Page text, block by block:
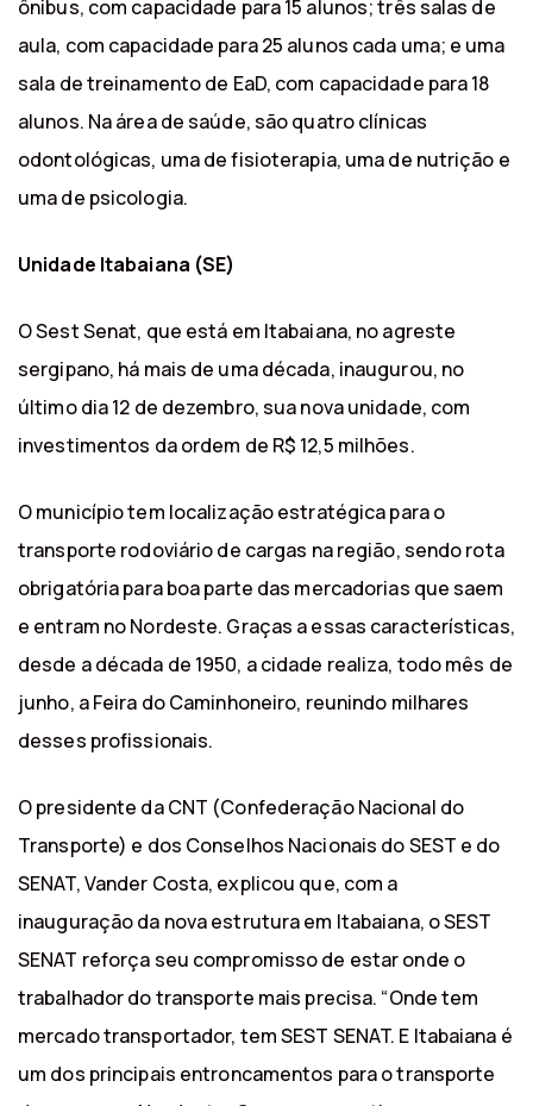
ônibus, com capacidade para 15 alunos; três salas de
aula, com capacidade para 25 alunos cada uma; e uma
sala de treinamento de EaD, com capacidade para 18
alunos. Na área de saúde, são quatro clínicas
odontológicas, uma de fisioterapia, uma de nutrição e
uma de psicologia.
Unidade Itabaiana (SE)
O Sest Senat, que está em Itabaiana, no agreste
sergipano, há mais de uma década, inaugurou, no
último dia 12 de dezembro, sua nova unidade, com
investimentos da ordem de R$ 12,5 milhões.
O município tem localização estratégica para o
transporte rodoviário de cargas na região, sendo rota
obrigatória para boa parte das mercadorias que saem
e entram no Nordeste. Graças a essas características,
desde a década de 1950, a cidade realiza, todo mês de
junho, a Feira do Caminhoneiro, reunindo milhares
desses profissionais.
O presidente da CNT (Confederação Nacional do
Transporte) e dos Conselhos Nacionais do SEST e do
SENAT, Vander Costa, explicou que, com a
inauguração da nova estrutura em Itabaiana, o SEST
SENAT reforça seu compromisso de estar onde o
trabalhador do transporte mais precisa. “Onde tem
mercado transportador, tem SEST SENAT. E Itabaiana é
um dos principais entroncamentos para o transporte